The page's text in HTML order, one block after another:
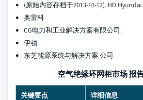
(原始内容存档于2013-10-12). HD Hyundai
奥雷科
CG电力和工业解决方案有限公司.
伊顿
东芝能源系统与解决方案 公司
空气绝缘环网柜市场 报
关键要点 详细信息